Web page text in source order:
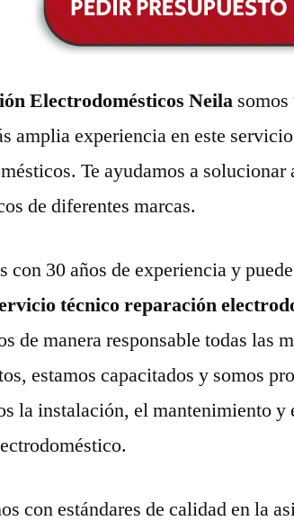
Electrodomésticos Neila
amplia experiencia en este
Te ayudamos a solucionar
de diferentes marcas.
con 30 años de experiencia y
técnico reparación
de manera responsable todas las
estamos capacitados y somos
la instalación, el mantenimiento y
con estándares de calidad en la